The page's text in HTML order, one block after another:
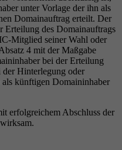
unter Vorlage der ihn als
Domainauftrag erteilt. Der
Erteilung des Domainauftrags
Mitglied seiner Wahl oder
4 mit der Maßgabe
bei der Erteilung
Hinterlegung oder
künftigen Domaininhaber
erfolgreichem Abschluss der